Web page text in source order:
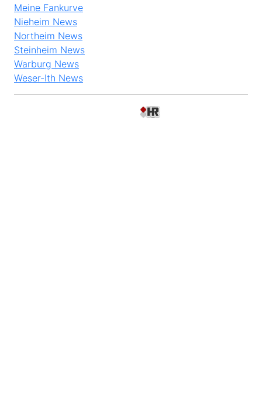
Meine Fankurve
Nieheim News
Northeim News
Steinheim News
Warburg News
Weser-Ith News